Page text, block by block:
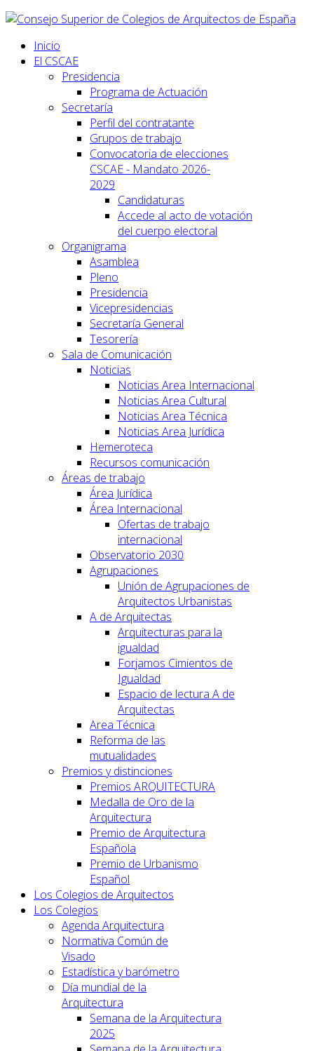
Inicio
El CSCAE
Presidencia
Programa de Actuación
Secretaría
Perfil del contratante
Grupos de trabajo
Convocatoria de elecciones
CSCAE - Mandato 2026-
2029
Candidaturas
Accede al acto de votación
del cuerpo electoral
Organigrama
Asamblea
Pleno
Presidencia
Vicepresidencias
Secretaría General
Tesorería
Sala de Comunicación
Noticias
Noticias Area Internacional
Noticias Area Cultural
Noticias Area Técnica
Noticias Area Jurídica
Hemeroteca
Recursos comunicación
Áreas de trabajo
Área Jurídica
Área Internacional
Ofertas de trabajo
internacional
Observatorio 2030
Agrupaciones
Unión de Agrupaciones de
Arquitectos Urbanistas
A de Arquitectas
Arquitecturas para la
igualdad
Forjamos Cimientos de
Igualdad
Espacio de lectura A de
Arquitectas
Area Técnica
Reforma de las
mutualidades
Premios y distinciones
Premios ARQUITECTURA
Medalla de Oro de la
Arquitectura
Premio de Arquitectura
Española
Premio de Urbanismo
Español
Los Colegios de Arquitectos
Los Colegios
Agenda Arquitectura
Normativa Común de
Visado
Estadística y barómetro
Día mundial de la
Arquitectura
Semana de la Arquitectura
2025